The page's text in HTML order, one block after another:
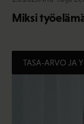
Miksi
TASA-ARVO JA